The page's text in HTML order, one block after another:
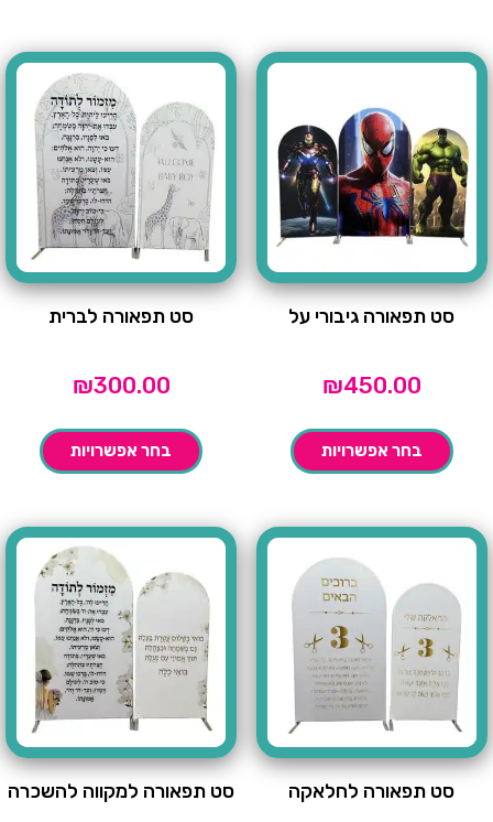
סט תפאורה גיבורי על
₪450.00
בחר אפשרויות
סט תפאורה לברית
₪300.00
בחר אפשרויות
סט תפאורה לחלאקה סט תפאורה למקווה להשכרה